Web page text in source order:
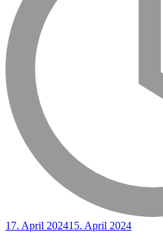
17. April 202415. April 2024